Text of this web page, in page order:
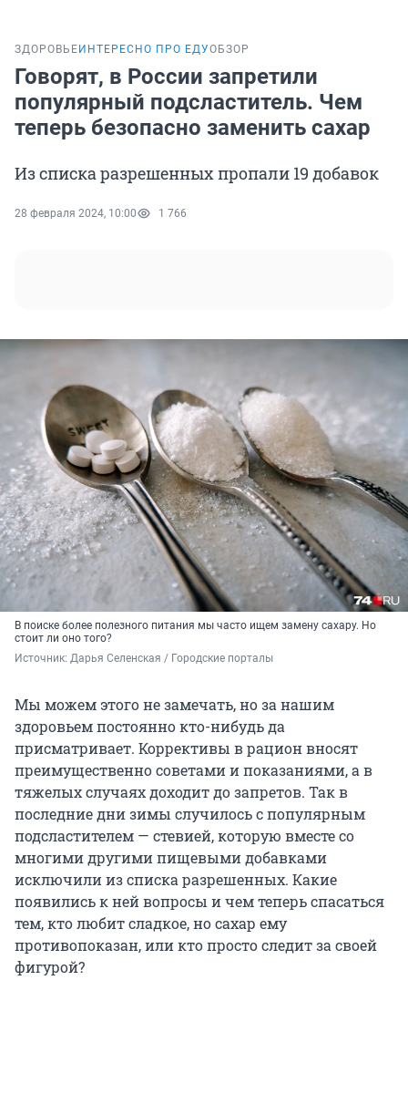
ЗДОРОВЬЕ ИНТЕРЕСНО ПРО ЕДУОБЗОР
Говорят, в России запретили
популярный подсластитель. Чем
теперь безопасно заменить сахар
Из списка разрешенных пропали 19 добавок
28 февраля 2024, 10:00 1 766
В поиске более полезного питания мы часто ищем замену сахару. Но
стоит ли оно того?
Источник: Дарья Селенская / Городские порталы
Мы можем этого не замечать, но за нашим
здоровьем постоянно кто-нибудь да
присматривает. Коррективы в рацион вносят
преимущественно советами и показаниями, а в
тяжелых случаях доходит до запретов. Так в
последние дни зимы случилось с популярным
подсластителем — стевией, которую вместе со
многими другими пищевыми добавками
исключили из списка разрешенных. Какие
появились к ней вопросы и чем теперь спасаться
тем, кто любит сладкое, но сахар ему
противопоказан, или кто просто следит за своей
фигурой?